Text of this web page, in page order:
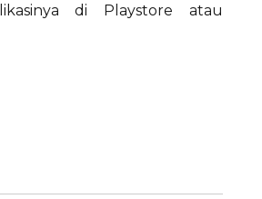
di Playstore atau